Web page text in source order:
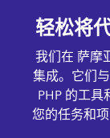
轻松将
我们在 萨摩
集成。它们
PHP 的工
您的任务和